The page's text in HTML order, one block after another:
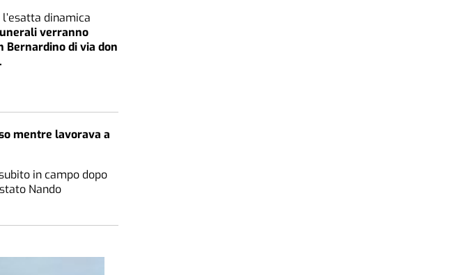
dinamica
verranno
Bernardino di via don
mentre lavorava a
in campo dopo
Nando